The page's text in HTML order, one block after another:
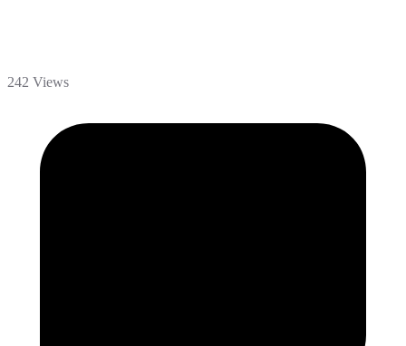
242 Views